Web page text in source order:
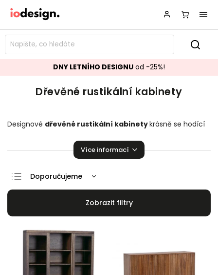
DNY LETNÍHO DESIGNU od -25%!
Dřevěné rustikální kabinety
Designové dřevěné rustikální kabinetykrásně se hodící
zaručeně pozvednou úroveň vaší domácnosti!
Více informací
Doporučujeme
Nejlevnější
Abecedně